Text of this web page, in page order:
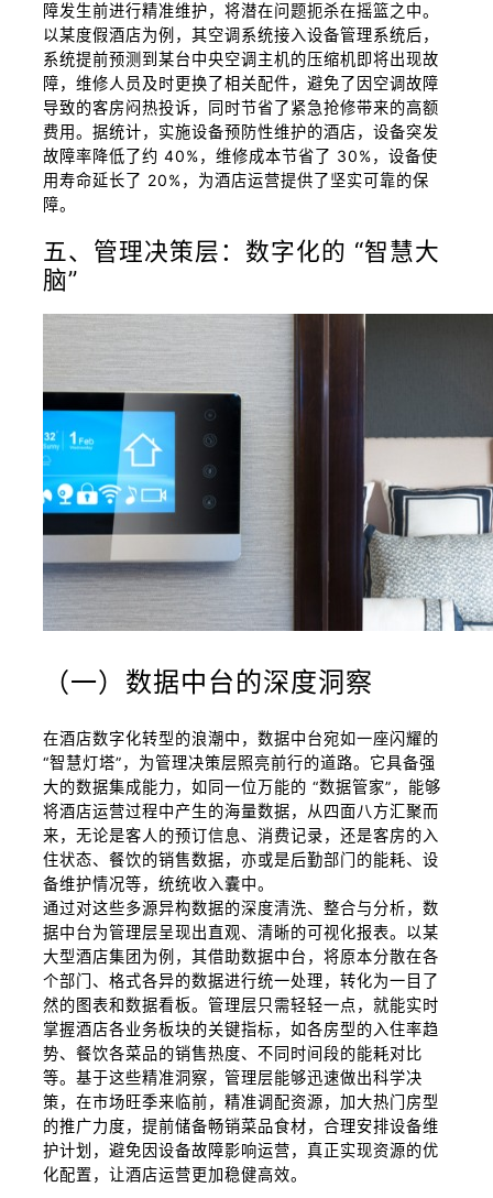
障发生前进行精准维护，将潜在问题扼杀在摇篮之中。
以某度假酒店为例，其空调系统接入设备管理系统后，
系统提前预测到某台中央空调主机的压缩机即将出现故
障，维修人员及时更换了相关配件，避免了因空调故障
导致的客房闷热投诉，同时节省了紧急抢修带来的高额
费用。据统计，实施设备预防性维护的酒店，设备突发
故障率降低了约 40%，维修成本节省了 30%，设备使
用寿命延长了 20%，为酒店运营提供了坚实可靠的保
障。
五、管理决策层：数字化的 “智慧大
脑”
（一）数据中台的深度洞察
在酒店数字化转型的浪潮中，数据中台宛如一座闪耀的
“智慧灯塔”，为管理决策层照亮前行的道路。它具备强
大的数据集成能力，如同一位万能的 “数据管家”，能够
将酒店运营过程中产生的海量数据，从四面八方汇聚而
来，无论是客人的预订信息、消费记录，还是客房的入
住状态、餐饮的销售数据，亦或是后勤部门的能耗、设
备维护情况等，统统收入囊中。
通过对这些多源异构数据的深度清洗、整合与分析，数
据中台为管理层呈现出直观、清晰的可视化报表。以某
大型酒店集团为例，其借助数据中台，将原本分散在各
个部门、格式各异的数据进行统一处理，转化为一目了
然的图表和数据看板。管理层只需轻轻一点，就能实时
掌握酒店各业务板块的关键指标，如各房型的入住率趋
势、餐饮各菜品的销售热度、不同时间段的能耗对比
等。基于这些精准洞察，管理层能够迅速做出科学决
策，在市场旺季来临前，精准调配资源，加大热门房型
的推广力度，提前储备畅销菜品食材，合理安排设备维
护计划，避免因设备故障影响运营，真正实现资源的优
化配置，让酒店运营更加稳健高效。